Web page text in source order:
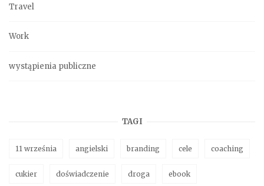
Travel
Work
wystąpienia publiczne
TAGI
11 września angielski branding cele coaching
cukier doświadczenie droga ebook